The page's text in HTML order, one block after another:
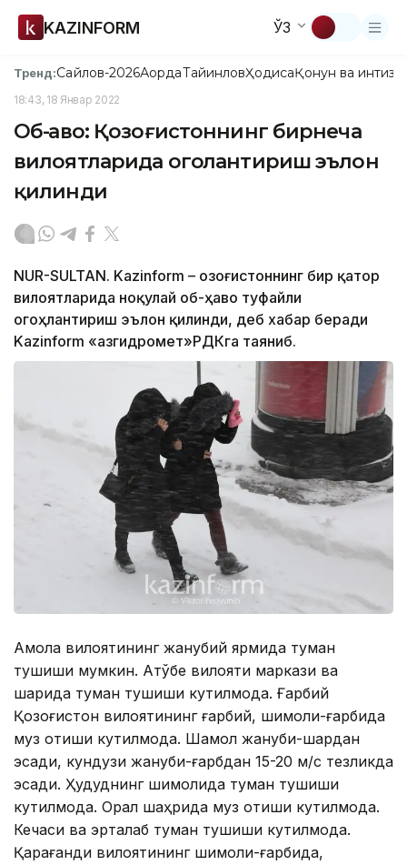
KAZINFORM ЎЗ
Тренд:Сайлов-2026АқордаТайинловҲодисаҚонун ва
18:43, 18 Январ 2022
Об-ҳаво: Қозоғистоннинг бирнеча
вилоятларида огоҳлантириш эълон
қилинди
NUR-SULTAN. Kazinform – Қозоғистоннинг бир қатор
вилоятларида ноқулай об-ҳаво туфайли
огоҳлантириш эълон қилинди, деб хабар беради
Kazinform «Қазгидромет»РДКга таяниб.
Ақмола вилоятининг жанубий ярмида туман
тушиши мумкин. Ақтўбе вилояти маркази ва
шарқида туман тушиши кутилмоқда. Ғарбий
Қозоғистон вилоятининг ғарбий, шимоли-ғарбида
муз қотиши кутилмоқда. Шамол жануби-шарқдан
эсади, кундузи жануби-ғарбдан 15-20 м/с тезликда
эсади. Ҳудуднинг шимолида туман тушиши
кутилмоқда. Орал шаҳрида муз қотиши кутилмоқда.
Кечаси ва эрталаб туман тушиши кутилмоқда.
Қарағанди вилоятининг шимоли-ғарбида,